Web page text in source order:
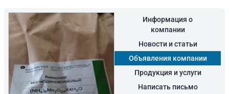
Информация о
компании
Новости и статьи
Объявления компании
Продукция и услуги
Написать письмо